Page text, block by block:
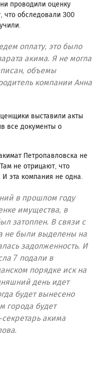
проводили оценку
что обследовали 300
оплату, это было
акима. Я не могла
объемы
компании Анна
выставили акты
все документы о
Петропавловска не
не отрицают, что
эта компания не одна.
в прошлом году
имущества, в
затоплен. В связи с
не были выделены на
задолженность. И
7 подали в
порядке иск на
день идет
будет вынесено
города будет
акима